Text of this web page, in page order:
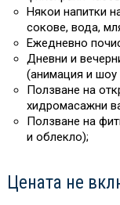
Някои напитки
сокове, вода,
Ежедневно
Дневни и
(анимация и шоу
Ползване на
хидромасажни
Ползване на
и облекло);
Цената не